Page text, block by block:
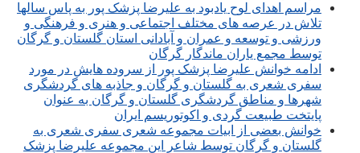
مراسم اهدای لوح یادبود به علیرضا پزشک پور به پاس سالها
تلاش در عرصه های مختلف اجتماعی و هنری و فرهنگی و
ورزشی و توسعه و عمران و آبادانی استان گلستان و گرگان
توسط مجمع یاران ماندگار گرگان
ادامه خوانش علیرضا پزشک پور از سروده هایش در مورد
سفری شعری به گلستان و گرگان و جاذبه های گردشگری
شهرها و مناطق گردشگری گلستان و گرگان به عنوان
پایتخت طبیعت گردی و اکوتوریسم ایران
خوانش بعضی از ابیات مجموعه شعری سفری شعری به
گلستان و گرگان توسط شاعر این مجموعه علیرضا پزشک